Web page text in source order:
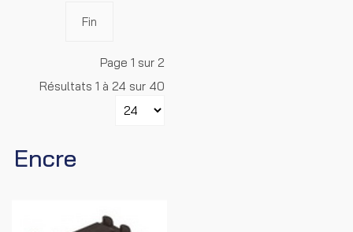
Fin
Page 1 sur 2
Résultats 1 à 24 sur 40
Encre